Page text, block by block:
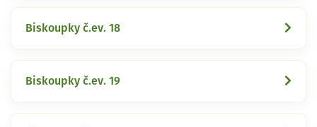
Biskoupky č.ev. 18
Biskoupky č.ev. 19